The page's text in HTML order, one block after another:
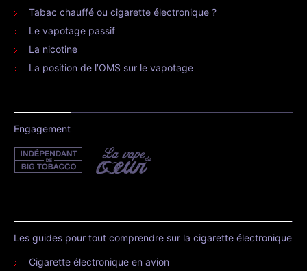
Tabac chauffé ou cigarette électronique ?
Le vapotage passif
La nicotine
La position de l’OMS sur le vapotage
Engagement
Les guides pour tout comprendre sur la cigarette électronique
Cigarette électronique en avion